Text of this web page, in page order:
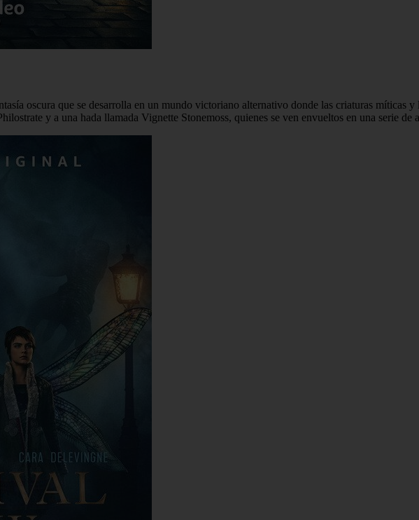
oscura que se desarrolla en un mundo victoriano alternativo donde las criaturas míticas
y a una hada llamada Vignette Stonemoss, quienes se ven envueltos en una serie de